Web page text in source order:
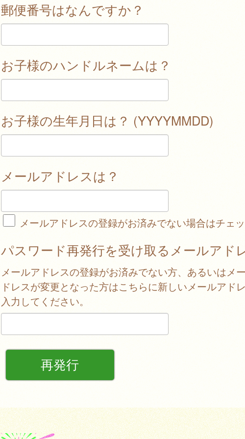
郵便番号はなんですか？
お子様のハンドルネームは？
お子様の生年月日は？ (YYYYMMDD)
メールアドレスは？
メールアドレスの登録がお済みでない場合はチェ
パスワード再発行を受け取るメールアド
メールアドレスの登録がお済みでない方、あるいはメ
ドレスが変更となった方はこちらに新しいメールアド
入力してください。